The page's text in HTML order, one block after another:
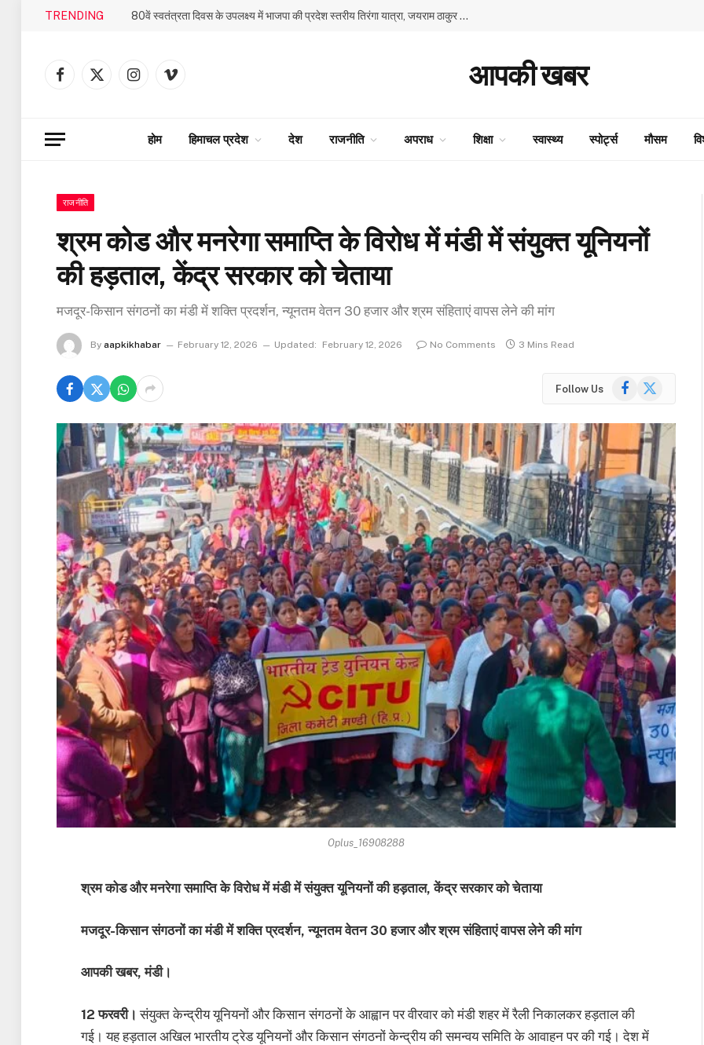
TRENDING 80वें स्वतंत्रता दिवस के उपलक्ष्य में भाजपा की प्रदेश स्तरीय तिरंगा यात्रा, जयराम ठाकुर और सुरेश कश्यप ने किया नेतृत्व
Facebook
X
InstagramVimeo आपकी खबर
होम हिमाचल प्रदेश देश राजनीति अपराध शिक्षा स्वास्थ्य स्पोर्ट्स मौसम
राजनीति
श्रम कोड और मनरेगा समाप्ति के विरोध में मंडी में संयुक्त यूनियनों
की हड़ताल, केंद्र सरकार को चेताया
मजदूर-किसान संगठनों का मंडी में शक्ति प्रदर्शन, न्यूनतम वेतन 30 हजार और श्रम संहिताएं वापस लेने की मांग
By aapkikhabar February 12, 2026 Updated: February 12, 2026 No Comments 3 Mins Read
Follow Us Facebook
X
Oplus_16908288
श्रम कोड और मनरेगा समाप्ति के विरोध में मंडी में संयुक्त यूनियनों की हड़ताल, केंद्र सरकार को चेताया
मजदूर-किसान संगठनों का मंडी में शक्ति प्रदर्शन, न्यूनतम वेतन 30 हजार और श्रम संहिताएं वापस लेने की मांग
आपकी खबर, मंडी।
12 फरवरी। संयुक्त केन्द्रीय यूनियनों और किसान संगठनों के आह्वान पर वीरवार को मंडी शहर में रैली निकालकर हड़ताल की
गई। यह हड़ताल अखिल भारतीय ट्रेड यूनियनों और किसान संगठनों केन्द्रीय की समन्वय समिति के आवाहन पर की गई। देश में